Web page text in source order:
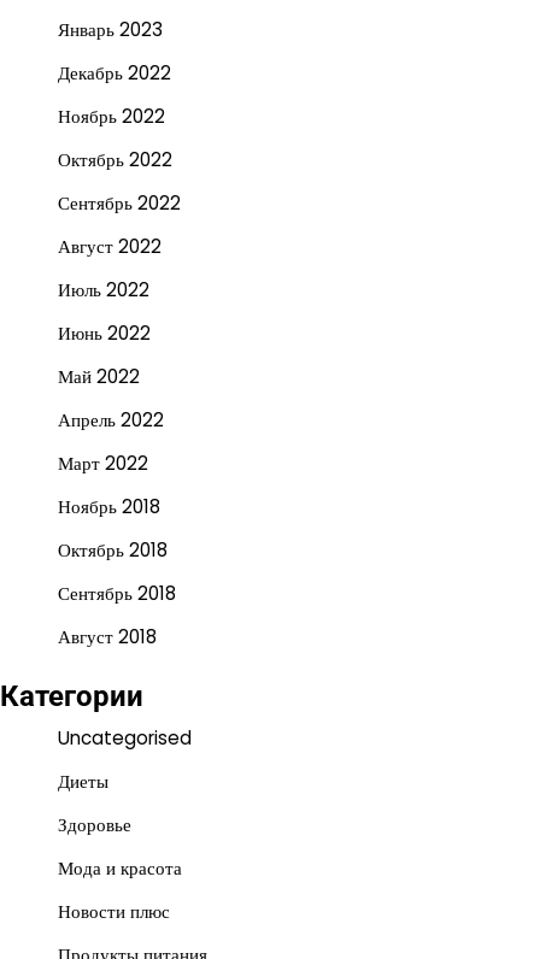
Январь 2023
Декабрь 2022
Ноябрь 2022
Октябрь 2022
Сентябрь 2022
Август 2022
Июль 2022
Июнь 2022
Май 2022
Апрель 2022
Март 2022
Ноябрь 2018
Октябрь 2018
Сентябрь 2018
Август 2018
Категории
Uncategorised
Диеты
Здоровье
Мода и красота
Новости плюс